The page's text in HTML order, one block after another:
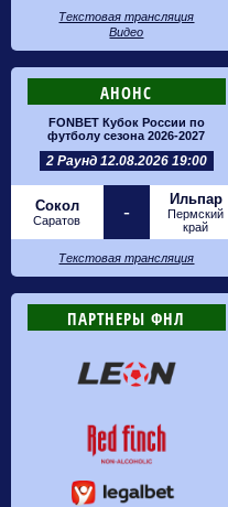
Текстовая трансляция
Видео
АНОНС
FONBET Кубок России по
футболу сезона 2026-2027
2 Раунд 12.08.2026 19:00
Сокол
Саратов -
Ильпар
Пермский
край
Текстовая трансляция
ПАРТНЕРЫ ФНЛ